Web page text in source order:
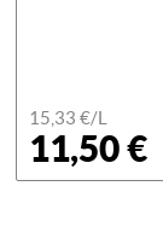
15,33 €/L
11,50 €